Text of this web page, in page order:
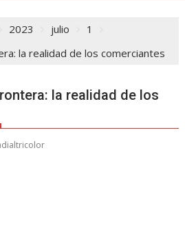
2023 julio
1
la realidad de los comerciantes
la realidad de los